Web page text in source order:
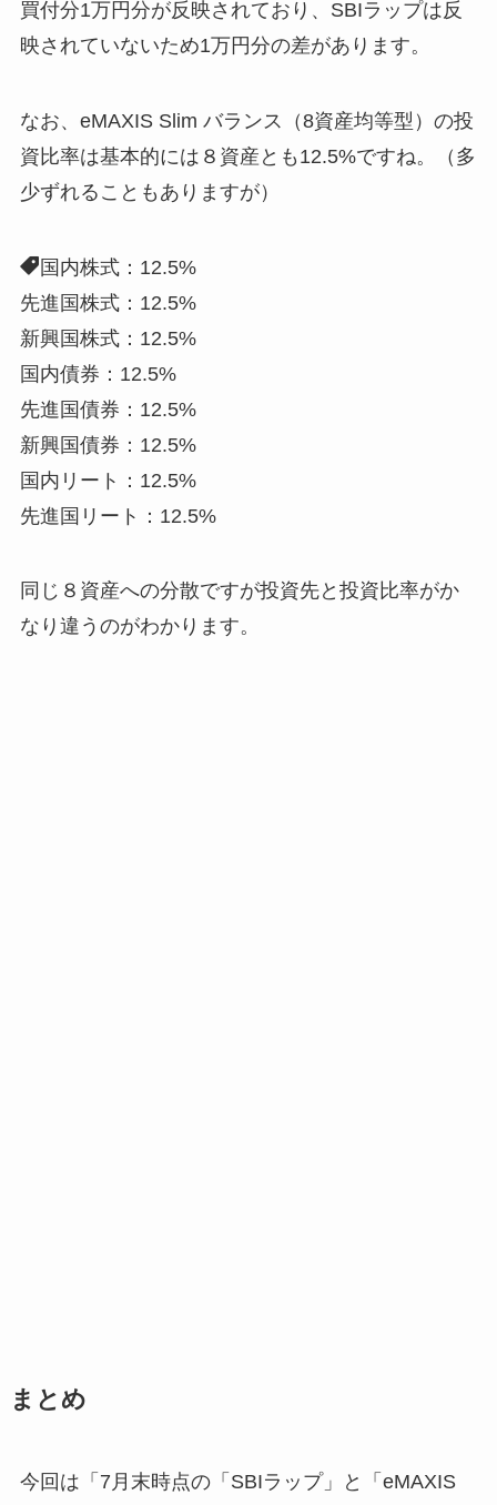
買付分1万円分が反映されており、SBIラップは反
映されていないため1万円分の差があります。
なお、eMAXIS Slim バランス（8資産均等型）の投
資比率は基本的には８資産とも12.5%ですね。（多
少ずれることもありますが）
国内株式：12.5%
先進国株式：12.5%
新興国株式：12.5%
国内債券：12.5%
先進国債券：12.5%
新興国債券：12.5%
国内リート：12.5%
先進国リート：12.5%
同じ８資産への分散ですが投資先と投資比率がか
なり違うのがわかります。
まとめ
今回は「7月末時点の「SBIラップ」と「eMAXIS